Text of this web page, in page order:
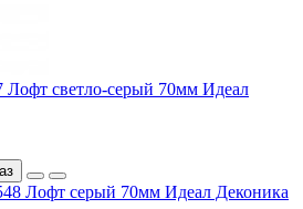
светло-серый 70мм Идеал